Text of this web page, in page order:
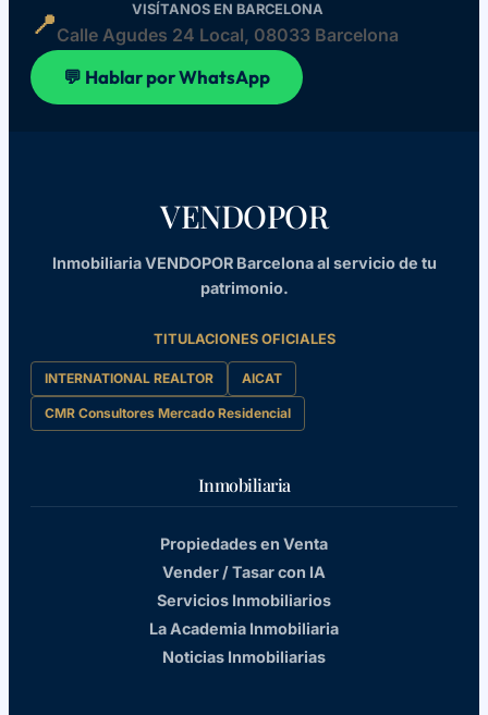
📍 VISÍTANOS EN BARCELONA
Calle Agudes 24 Local, 08033 Barcelona
💬 Hablar por WhatsApp
VENDOPOR
Inmobiliaria VENDOPOR Barcelona al servicio de tu
patrimonio.
TITULACIONES OFICIALES
INTERNATIONAL REALTOR AICAT
CMR Consultores Mercado Residencial
Inmobiliaria
Propiedades en Venta
Vender / Tasar con IA
Servicios Inmobiliarios
La Academia Inmobiliaria
Noticias Inmobiliarias